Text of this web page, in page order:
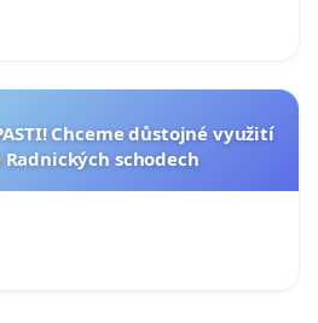
PASTI! Chceme důstojné využití
schodech